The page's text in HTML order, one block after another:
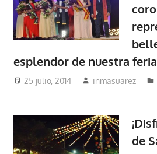
esplendor de nuestra feria
25 julio, 2014 inmasuarez
de